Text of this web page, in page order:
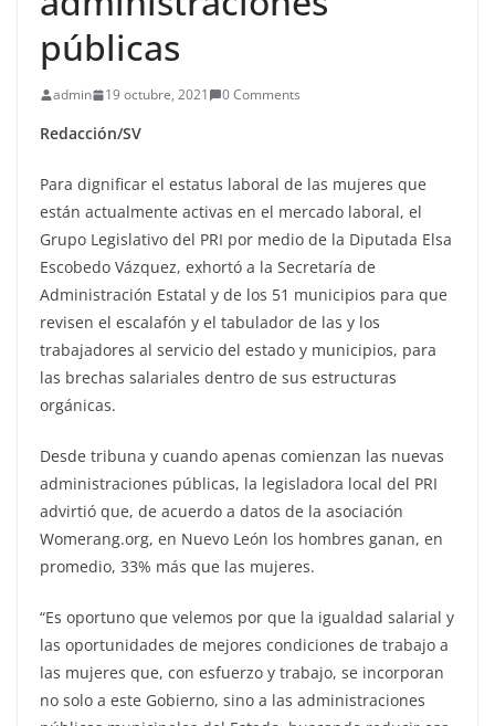
públicas
admin 19 octubre, 2021 0 Comments
Redacción/SV
Para dignificar el estatus laboral de las mujeres que
están actualmente activas en el mercado laboral, el
Grupo Legislativo del PRI por medio de la Diputada Elsa
Escobedo Vázquez, exhortó a la Secretaría de
Administración Estatal y de los 51 municipios para que
revisen el escalafón y el tabulador de las y los
trabajadores al servicio del estado y municipios, para
las brechas salariales dentro de sus estructuras
orgánicas.
Desde tribuna y cuando apenas comienzan las nuevas
administraciones públicas, la legisladora local del PRI
advirtió que, de acuerdo a datos de la asociación
Womerang.org, en Nuevo León los hombres ganan, en
promedio, 33% más que las mujeres.
“Es oportuno que velemos por que la igualdad salarial y
las oportunidades de mejores condiciones de trabajo a
las mujeres que, con esfuerzo y trabajo, se incorporan
no solo a este Gobierno, sino a las administraciones